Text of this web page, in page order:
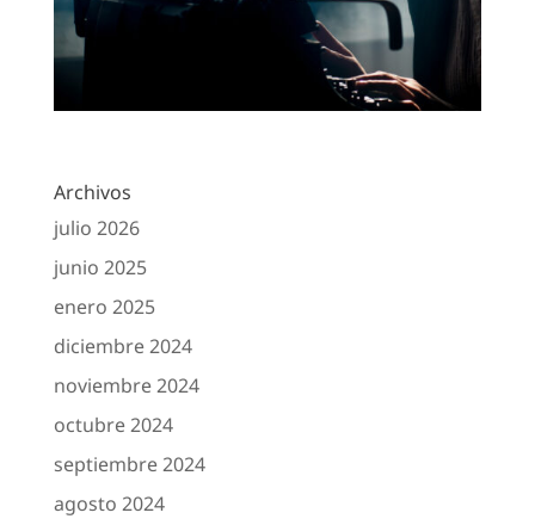
Archivos
julio 2026
junio 2025
enero 2025
diciembre 2024
noviembre 2024
octubre 2024
septiembre 2024
agosto 2024